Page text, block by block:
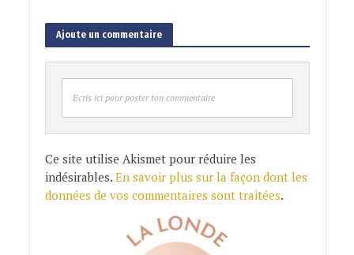
Ajoute un commentaire
Ecris ici pour poster ton commentaire
Ce site utilise Akismet pour réduire les
indésirables. En savoir plus sur la façon dont les
données de vos commentaires sont traitées.